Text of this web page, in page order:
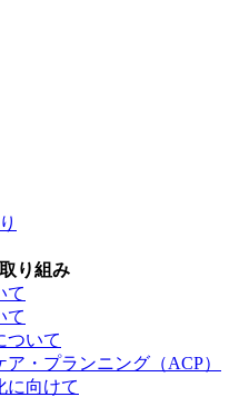
り組み
て
て
ついて
・プランニング（ACP）
に向けて